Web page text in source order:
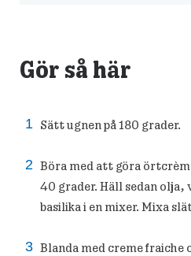
Gör så här
Sätt ugnen på 180 grader.
Böra med att göra
40 grader. Häll sedan
basilika i en mixer. Mixa
Blanda med creme fraiche